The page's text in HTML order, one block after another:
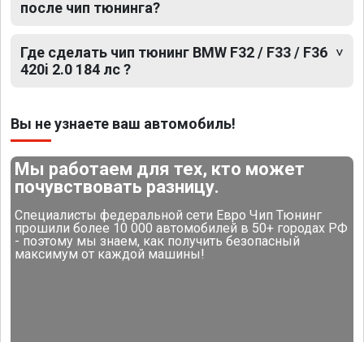
после чип тюнинга?
Где сделать чип тюнинг BMW F32 / F33 / F36
420i 2.0 184 лс ?
Вы не узнаете ваш автомобиль!
Мы работаем для тех, кто может
почувствовать разницу.
Специалисты федеральной сети Евро Чип Тюнинг
прошили более 10 000 автомобилей в 50+ городах РФ
- поэтому мы знаем, как получить безопасный
максимум от каждой машины!